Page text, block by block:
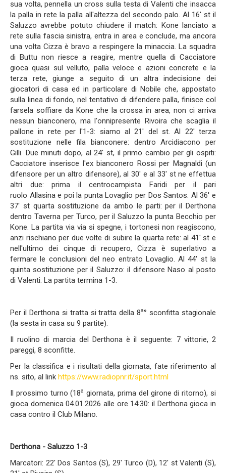
sua volta, pennella un cross sulla testa di Valenti che insacca
la palla in rete la palla all'altezza del secondo palo. Al 16' st il
Saluzzo avrebbe potuto chiudere il match: Kone lanciato a
rete sulla fascia sinistra, entra in area e conclude, ma ancora
una volta Cizza è bravo a respingere la minaccia. La squadra
di Buttu non riesce a reagire, mentre quella di Cacciatore
gioca quasi sul velluto, palla veloce e azioni concrete e la
terza rete, giunge a seguito di un altra indecisione dei
giocatori di casa ed in particolare di Nobile che, appostato
sulla linea di fondo, nel tentativo di difendere palla, finisce col
farsela soffiare da Kone che la crossa in area, non ci arriva
nessun bianconero, ma l'onnipresente Rivoira che scaglia il
pallone in rete per l'1-3: siamo al 21' del st. Al 22' terza
sostituzione nelle fila bianconere: dentro Arcidiacono per
Gilli. Due minuti dopo, al 24' st, il primo cambio per gli ospiti:
Cacciatore inserisce l'ex bianconero Rossi per Magnaldi (un
difensore per un altro difensore), al 30' e al 33' st ne effettua
altri due: prima il centrocampista Faridi per il pari
ruolo Allasina e poi la punta Lovaglio per Dos Santos. Al 36' e
37' st quarta sostituzione da ambo le parti: per il Derthona
dentro Taverna per Turco, per il Saluzzo la punta Becchio per
Kone. La partita via via si spegne, i tortonesi non reagiscono,
anzi rischiano per due volte di subire la quarta rete: al 41' st e
nell'ultimo dei cinque di recupero, Cizza è superlativo a
fermare le conclusioni del neo entrato Lovaglio. Al 44' st la
quinta sostituzione per il Saluzzo: il difensore Naso al posto
di Valenti. La partita termina 1-3.
Per il Derthona si tratta si tratta della 8a° sconfitta stagionale
(la sesta in casa su 9 partite).
Il ruolino di marcia del Derthona è il seguente: 7 vittorie, 2
pareggi, 8 sconfitte.
Per la classifica e i risultati della giornata, fate riferimento al
ns. sito, al link https://www.radiopnr.it/sport.html
Il prossimo turno (18a giornata, prima del girone di ritorno), si
gioca domenica 04.01.2026 alle ore 14:30: il Derthona gioca in
casa contro il Club Milano.
Derthona - Saluzzo 1-3
Marcatori: 22' Dos Santos (S), 29' Turco (D), 12' st Valenti (S),